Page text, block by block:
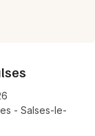
- Salses-le-